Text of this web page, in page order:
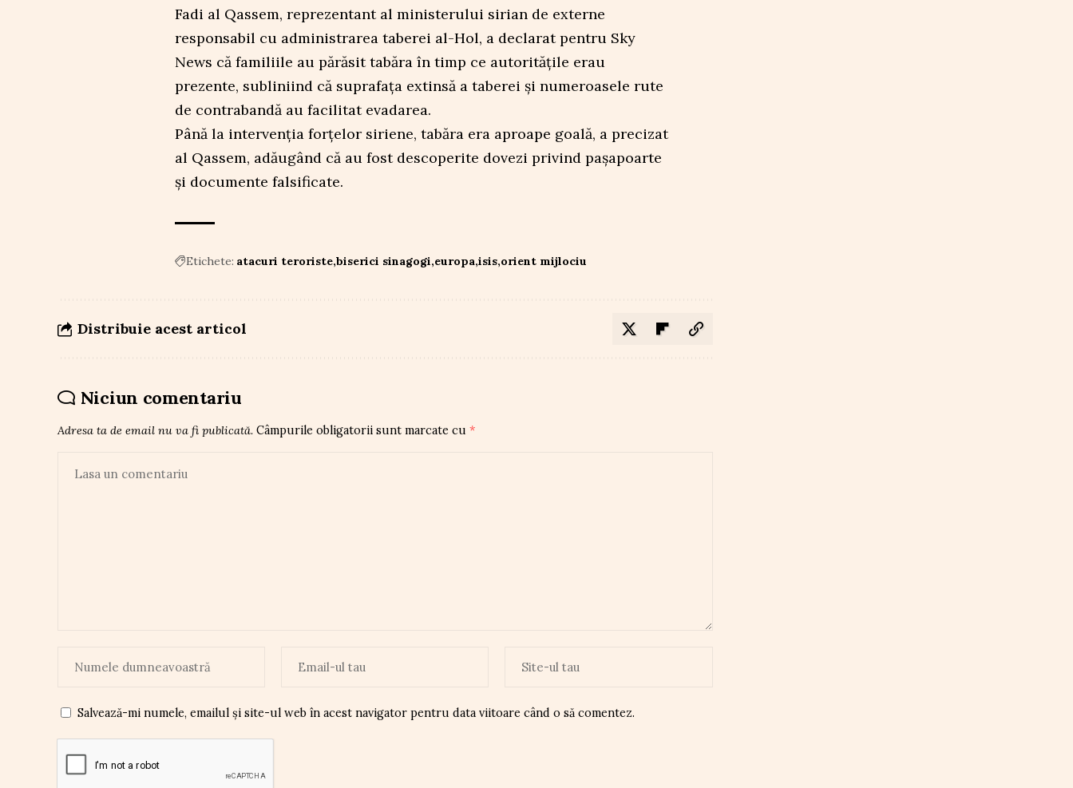
Fadi al Qassem, reprezentant al ministerului sirian de externe
responsabil cu administrarea taberei al-Hol, a declarat pentru Sky
News că familiile au părăsit tabăra în timp ce autoritățile erau
prezente, subliniind că suprafața extinsă a taberei și numeroasele rute
de contrabandă au facilitat evadarea.
Până la intervenția forțelor siriene, tabăra era aproape goală, a precizat
al Qassem, adăugând că au fost descoperite dovezi privind pașapoarte
și documente falsificate.
Etichete: atacuri teroriste biserici sinagogi europa isis orient mijlociu
Distribuie acest articol
Niciun comentariu
Adresa ta de email nu va fi publicată. Câmpurile obligatorii sunt marcate cu *
Salvează-mi numele, emailul și site-ul web în acest navigator pentru data viitoare când o să comentez.